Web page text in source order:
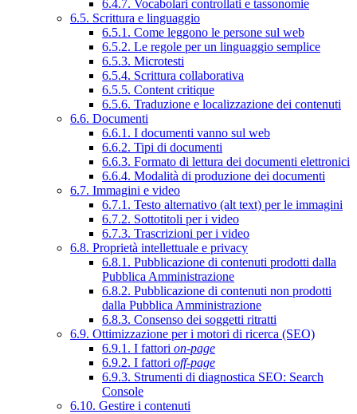
6.4.7. Vocabolari controllati e tassonomie
6.5. Scrittura e linguaggio
6.5.1. Come leggono le persone sul web
6.5.2. Le regole per un linguaggio semplice
6.5.3. Microtesti
6.5.4. Scrittura collaborativa
6.5.5. Content critique
6.5.6. Traduzione e localizzazione dei contenuti
6.6. Documenti
6.6.1. I documenti vanno sul web
6.6.2. Tipi di documenti
6.6.3. Formato di lettura dei documenti elettronici
6.6.4. Modalità di produzione dei documenti
6.7. Immagini e video
6.7.1. Testo alternativo (alt text) per le immagini
6.7.2. Sottotitoli per i video
6.7.3. Trascrizioni per i video
6.8. Proprietà intellettuale e privacy
6.8.1. Pubblicazione di contenuti prodotti dalla
Pubblica Amministrazione
6.8.2. Pubblicazione di contenuti non prodotti
dalla Pubblica Amministrazione
6.8.3. Consenso dei soggetti ritratti
6.9. Ottimizzazione per i motori di ricerca (SEO)
6.9.1. I fattori on-page
6.9.2. I fattori off-page
6.9.3. Strumenti di diagnostica SEO: Search
Console
6.10. Gestire i contenuti